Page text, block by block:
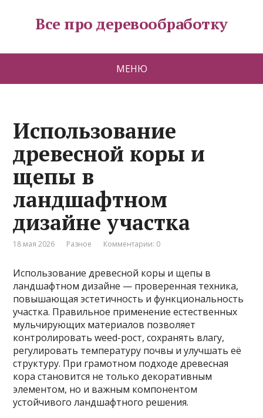
Все про деревообработку
МЕНЮ
Использование
древесной коры и
щепы в
ландшафтном
дизайне участка
18 мая 2026 Разное Комментарии: 0
Использование древесной коры и щепы в
ландшафтном дизайне — проверенная техника,
повышающая эстетичность и функциональность
участка. Правильное применение естественных
мульчирующих материалов позволяет
контролировать weed-рост, сохранять влагу,
регулировать температуру почвы и улучшать её
структуру. При грамотном подходе древесная
кора становится не только декоративным
элементом, но и важным компонентом
устойчивого ландшафтного решения.